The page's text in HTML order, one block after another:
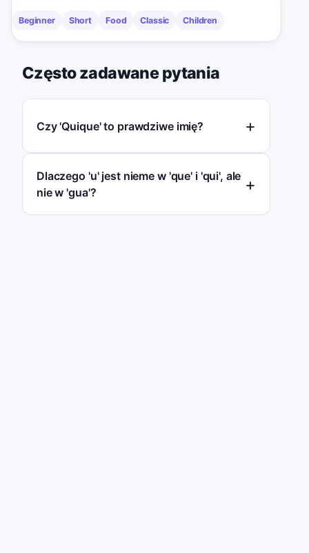
Beginner Short Food Classic Children
Często zadawane pytania
Czy 'Quique' to prawdziwe imię?
Dlaczego 'u' jest nieme w 'que' i 'qui', ale
nie w 'gua'?